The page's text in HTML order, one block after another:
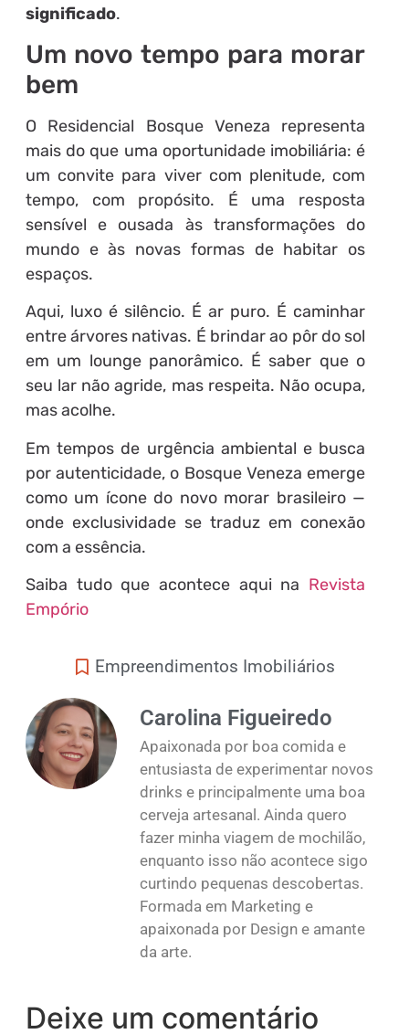
significado.
Um novo tempo para morar
bem
O Residencial Bosque Veneza representa
mais do que uma oportunidade imobiliária: é
um convite para viver com plenitude, com
tempo, com propósito. É uma resposta
sensível e ousada às transformações do
mundo e às novas formas de habitar os
espaços.
Aqui, luxo é silêncio. É ar puro. É caminhar
entre árvores nativas. É brindar ao pôr do sol
em um lounge panorâmico. É saber que o
seu lar não agride, mas respeita. Não ocupa,
mas acolhe.
Em tempos de urgência ambiental e busca
por autenticidade, o Bosque Veneza emerge
como um ícone do novo morar brasileiro —
onde exclusividade se traduz em conexão
com a essência.
Saiba tudo que acontece aqui na Revista
Empório
Empreendimentos Imobiliários
Carolina Figueiredo
Apaixonada por boa comida e
entusiasta de experimentar novos
drinks e principalmente uma boa
cerveja artesanal. Ainda quero
fazer minha viagem de mochilão,
enquanto isso não acontece sigo
curtindo pequenas descobertas.
Formada em Marketing e
apaixonada por Design e amante
da arte.
Deixe um comentário